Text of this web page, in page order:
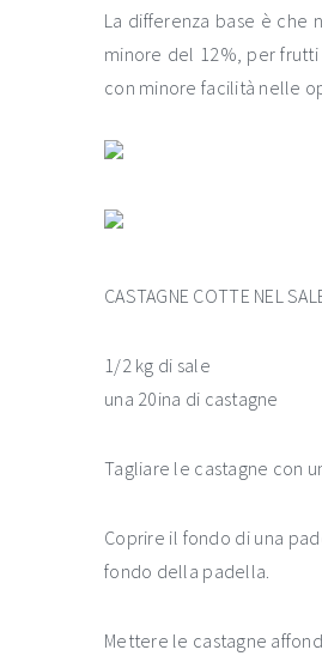
La differenza base è che
minore del 12%, per
con minore facilità nelle
CASTAGNE COTTE NEL
1/2 kg di sale
una 20ina di castagne
Tagliare le castagne con
Coprire il fondo di una
fondo della padella.
Mettere le castagne